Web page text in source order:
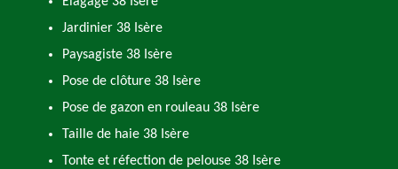
Jardinier 38 Isère
Paysagiste 38 Isère
Pose de clôture 38 Isère
Pose de gazon en rouleau 38 Isère
Taille de haie 38 Isère
Tonte et réfection de pelouse 38 Isère